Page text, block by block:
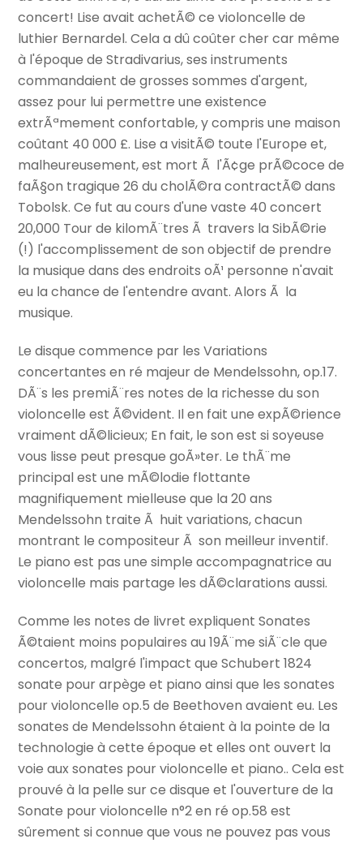
concert! Lise avait achetÃ© ce violoncelle de
luthier Bernardel. Cela a dû coûter cher car même
à l'époque de Stradivarius, ses instruments
commandaient de grosses sommes d'argent,
assez pour lui permettre une existence
extrÃªmement confortable, y compris une maison
coûtant 40 000 £. Lise a visitÃ© toute l'Europe et,
malheureusement, est mort Ã l'Ã¢ge prÃ©coce de
faÃ§on tragique 26 du cholÃ©ra contractÃ© dans
Tobolsk. Ce fut au cours d'une vaste 40 concert
20,000 Tour de kilomÃ¨tres Ã travers la SibÃ©rie
(!) l'accomplissement de son objectif de prendre
la musique dans des endroits oÃ¹ personne n'avait
eu la chance de l'entendre avant. Alors Ã la
musique.
Le disque commence par les Variations
concertantes en ré majeur de Mendelssohn, op.17.
DÃ¨s les premiÃ¨res notes de la richesse du son
violoncelle est Ã©vident. Il en fait une expÃ©rience
vraiment dÃ©licieux; En fait, le son est si soyeuse
vous lisse peut presque goÃ»ter. Le thÃ¨me
principal est une mÃ©lodie flottante
magnifiquement mielleuse que la 20 ans
Mendelssohn traite Ã huit variations, chacun
montrant le compositeur Ã son meilleur inventif.
Le piano est pas une simple accompagnatrice au
violoncelle mais partage les dÃ©clarations aussi.
Comme les notes de livret expliquent Sonates
Ã©taient moins populaires au 19Ã¨me siÃ¨cle que
concertos, malgré l'impact que Schubert 1824
sonate pour arpège et piano ainsi que les sonates
pour violoncelle op.5 de Beethoven avaient eu. Les
sonates de Mendelssohn étaient à la pointe de la
technologie à cette époque et elles ont ouvert la
voie aux sonates pour violoncelle et piano.. Cela est
prouvé à la pelle sur ce disque et l'ouverture de la
Sonate pour violoncelle n°2 en ré op.58 est
sûrement si connue que vous ne pouvez pas vous